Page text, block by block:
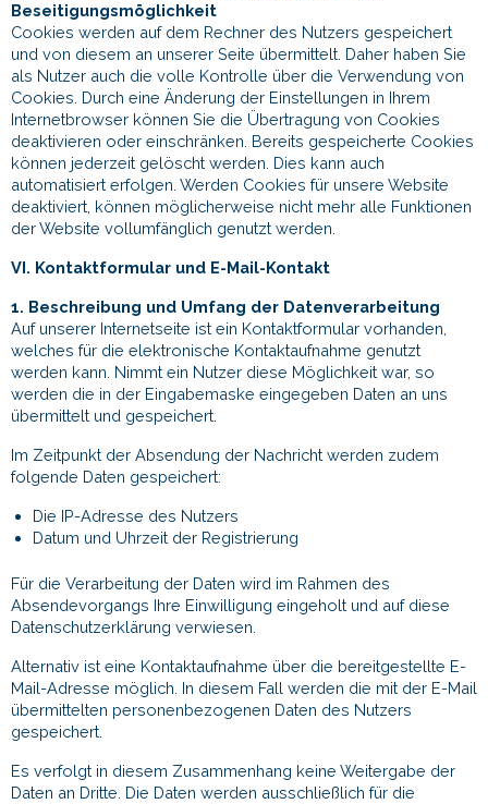
Beseitigungsmöglichkeit
Cookies werden auf dem Rechner des Nutzers gespeichert
und von diesem an unserer Seite übermittelt. Daher haben Sie
als Nutzer auch die volle Kontrolle über die Verwendung von
Cookies. Durch eine Änderung der Einstellungen in Ihrem
Internetbrowser können Sie die Übertragung von Cookies
deaktivieren oder einschränken. Bereits gespeicherte Cookies
können jederzeit gelöscht werden. Dies kann auch
automatisiert erfolgen. Werden Cookies für unsere Website
deaktiviert, können möglicherweise nicht mehr alle Funktionen
der Website vollumfänglich genutzt werden.
VI. Kontaktformular und E-Mail-Kontakt
1. Beschreibung und Umfang der Datenverarbeitung
Auf unserer Internetseite ist ein Kontaktformular vorhanden,
welches für die elektronische Kontaktaufnahme genutzt
werden kann. Nimmt ein Nutzer diese Möglichkeit war, so
werden die in der Eingabemaske eingegeben Daten an uns
übermittelt und gespeichert.
Im Zeitpunkt der Absendung der Nachricht werden zudem
folgende Daten gespeichert:
Die IP-Adresse des Nutzers
Datum und Uhrzeit der Registrierung
Für die Verarbeitung der Daten wird im Rahmen des
Absendevorgangs Ihre Einwilligung eingeholt und auf diese
Datenschutzerklärung verwiesen.
Alternativ ist eine Kontaktaufnahme über die bereitgestellte E-
Mail-Adresse möglich. In diesem Fall werden die mit der E-Mail
übermittelten personenbezogenen Daten des Nutzers
gespeichert.
Es verfolgt in diesem Zusammenhang keine Weitergabe der
Daten an Dritte. Die Daten werden ausschließlich für die